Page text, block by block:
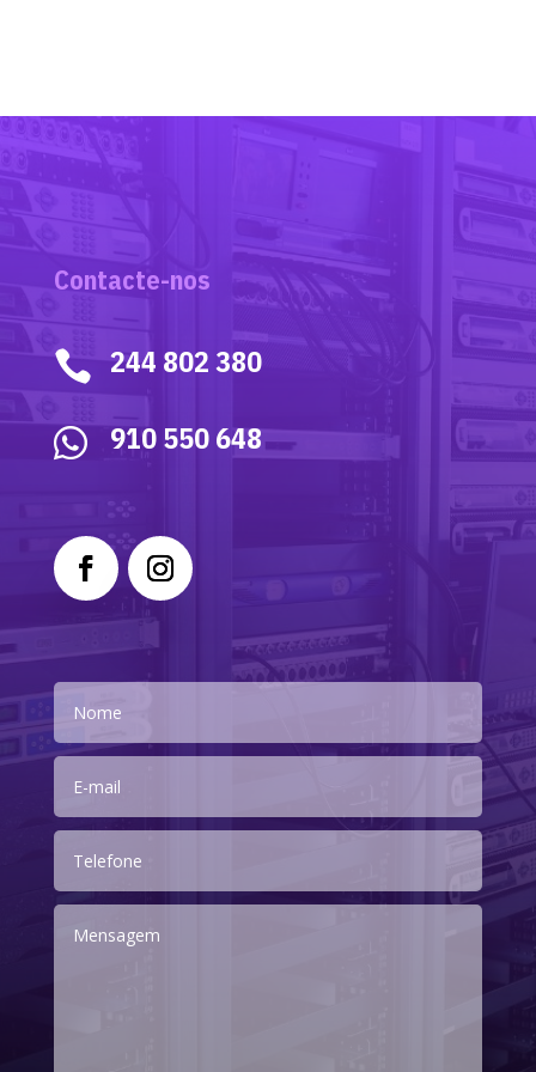
Contacte-nos
 244 802 380
 910 550 648